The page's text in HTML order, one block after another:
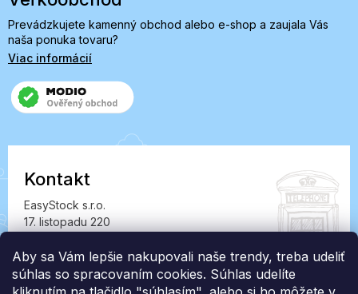
Aby sa Vám lepšie nakupovali naše trendy, treba udeliť
súhlas so spracovaním cookies. Súhlas udelíte
Prevádzkujete kamenný obchod alebo e-shop a zaujala Vás
naša ponuka tovaru?
Viac informácií
Kontakt
EasyStock s.r.o.
17. listopadu 220
IČ: 07727402, DIČ: CZ07727402
info@londonclub.sk